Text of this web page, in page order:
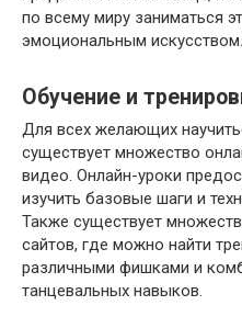
по всему миру заниматься
эмоциональным искусством.
Обучение и
Для всех желающих
существует множество
видео. Онлайн-уроки
изучить базовые шаги и
Также существует
сайтов, где можно найти
различными фишками и
танцевальных навыков.